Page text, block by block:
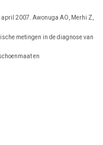
april 2007. Awonuga AO, Merhi Z,
metingen in de diagnose van
en